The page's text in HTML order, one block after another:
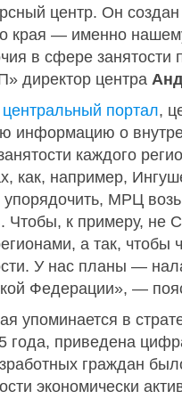
центр. Он создан
края — именно
в сфере занятости
директор центра
центральный портал,
информацию о
каждого
как, например,
МРЦ
Чтобы, к примеру, не
а так, чтобы
У нас планы —
Федерации», —
упоминается в
года, приведена
граждан
экономически